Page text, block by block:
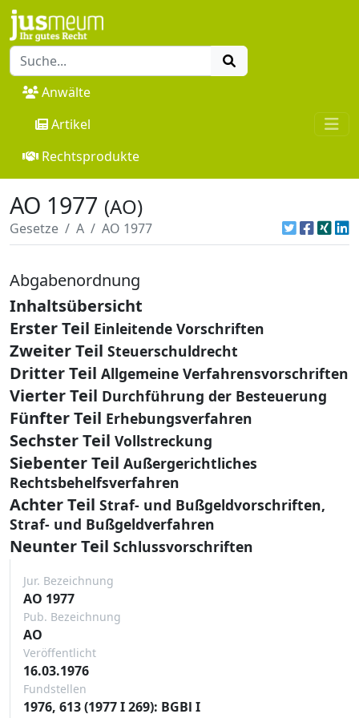
Anwälte
Artikel
Rechtsprodukte
AO 1977 (AO)
Gesetze A AO 1977
Abgabenordnung
Inhaltsübersicht
Erster Teil Einleitende Vorschriften
Zweiter Teil Steuerschuldrecht
Dritter Teil Allgemeine Verfahrensvorschriften
Vierter Teil Durchführung der Besteuerung
Fünfter Teil Erhebungsverfahren
Sechster Teil Vollstreckung
Siebenter Teil Außergerichtliches
Rechtsbehelfsverfahren
Achter Teil Straf- und Bußgeldvorschriften,
Straf- und Bußgeldverfahren
Neunter Teil Schlussvorschriften
Jur. Bezeichnung
AO 1977
Pub. Bezeichnung
AO
Veröffentlicht
16.03.1976
Fundstellen
1976, 613 (1977 I 269): BGBl I